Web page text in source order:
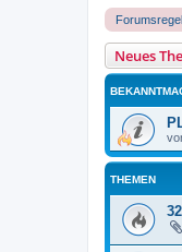
Neues
THEMEN